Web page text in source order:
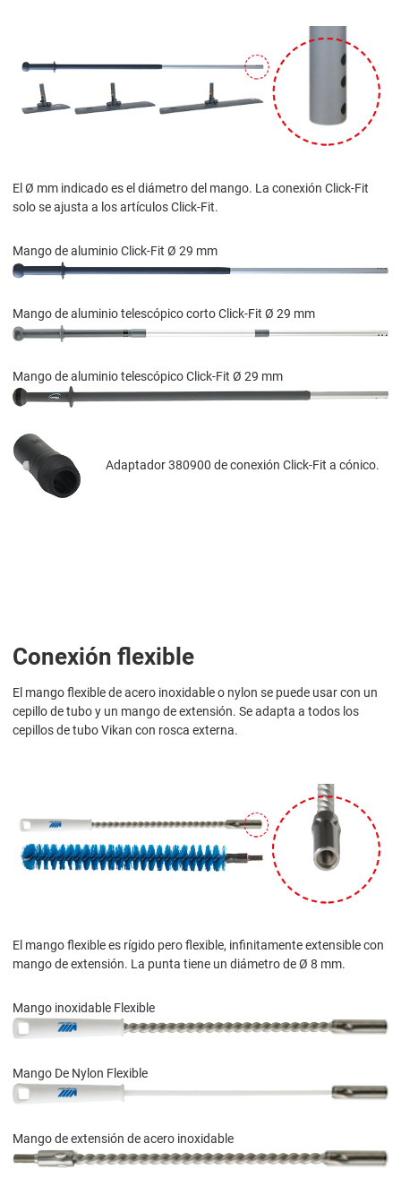
El Ø mm indicado es el diámetro del mango. La conexión Click-Fit
solo se ajusta a los artículos Click-Fit.
Mango de aluminio Click-Fit Ø 29 mm
Mango de aluminio telescópico corto Click-Fit Ø 29 mm
Mango de aluminio telescópico Click-Fit Ø 29 mm
Adaptador 380900 de conexión Click-Fit a cónico.
Conexión flexible
El mango flexible de acero inoxidable o nylon se puede usar con un
cepillo de tubo y un mango de extensión. Se adapta a todos los
cepillos de tubo Vikan con rosca externa.
El mango flexible es rígido pero flexible, infinitamente extensible con
mango de extensión. La punta tiene un diámetro de Ø 8 mm.
Mango inoxidable Flexible
Mango De Nylon Flexible
Mango de extensión de acero inoxidable